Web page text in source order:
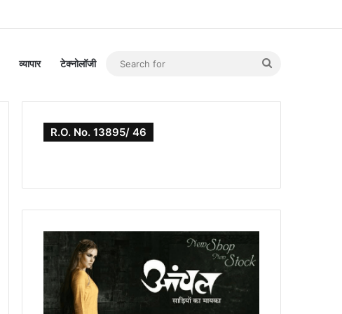
व्यापार टेक्नोलॉजी
R.O. No. 13895/ 46